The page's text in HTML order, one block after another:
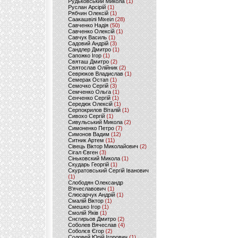
Руслан Арсірій(1)
Рябчин Олексій (1)
Саакашвілі Міхеіл(28)
Савченко Надія (50)
Савченко Олексій(1)
Савчук Василь (1)
Садовий Андрій (3)
Сандлер Дмитро(1)
Сапожко Ігор(1)
Святаш Дмитро (2)
Святослав Олійник (2)
Севрюков Владислав (1)
Семерак Остап (1)
Семочко Сергій (3)
Семченко Ольга (1)
Сенченко Сергій(1)
Середюк Олексій(1)
Серпокрилов Віталій(1)
Сивохо Сергій(1)
Сивульський Микола(2)
Симоненко Петро(7)
Симонов Вадим (12)
Ситник Артем(11)
Сівець Віктор Миколайович(2)
Сігал Євген (3)
Сіньковский Микола(1)
Скударь Георгій (1)
Скуратовський Сергій Іванович
(1)
Слободян Олександр
В'ячеславович(1)
Слюсарчук Андрій(1)
Смалій Віктор (1)
Смешко Ігор (1)
Смолій Яків (1)
Снєгирьов Дмитро (2)
Соболев Вячеслав (4)
Соболєв Єгор(2)